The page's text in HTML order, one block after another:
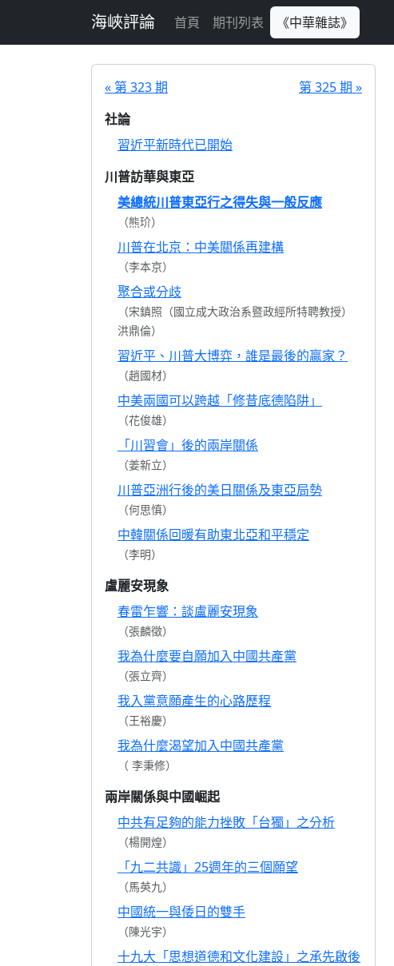
海峽評論 首頁 期刊列表 《中華雜誌》
« 第 323 期
第 325 期 »
社論
習近平新時代已開始
川普訪華與東亞
美總統川普東亞行之得失與一般反應
（熊玠）
川普在北京：中美關係再建構
（李本京）
聚合或分歧
（宋鎮照（國立成大政治系暨政經所特聘教授）
洪鼎倫）
習近平、川普大博弈，誰是最後的贏家？
（趙國材）
中美兩國可以跨越「修昔底德陷阱」
（花俊雄）
「川習會」後的兩岸關係
（姜新立）
川普亞洲行後的美日關係及東亞局勢
（何思慎）
中韓關係回暖有助東北亞和平穩定
（李明）
盧麗安現象
春雷乍響：談盧麗安現象
（張麟徵）
我為什麼要自願加入中國共產黨
（張立齊）
我入黨意願產生的心路歷程
（王裕慶）
我為什麼渴望加入中國共產黨
（ 李秉修）
兩岸關係與中國崛起
中共有足夠的能力挫敗「台獨」之分析
（楊開煌）
「九二共識」25週年的三個願望
（馬英九）
中國統一與倭日的雙手
（陳光宇）
十九大「思想道德和文化建設」之承先啟後